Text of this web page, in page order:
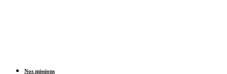
Nos missions